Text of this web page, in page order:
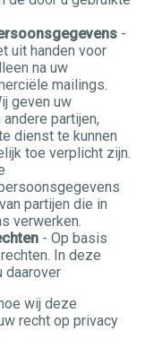
-
uit handen voor
na uw
mailings.
geven uw
partijen,
dienst te kunnen
toe verplicht zijn.
partijen die in
verwerken.
- Op basis
In deze
daarover
wij deze
recht op privacy